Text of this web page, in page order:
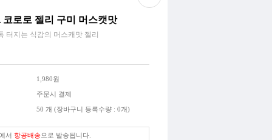
코로로 젤리 구미 머스캣맛
터지는 식감의 머스캐맛 젤리
1,980원
주문시 결제
50 개 (장바구니 등록수량 : 0개)
서 항공배송으로 발송됩니다.